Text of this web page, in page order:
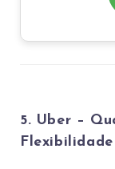
5. Uber –
Flexibilidade